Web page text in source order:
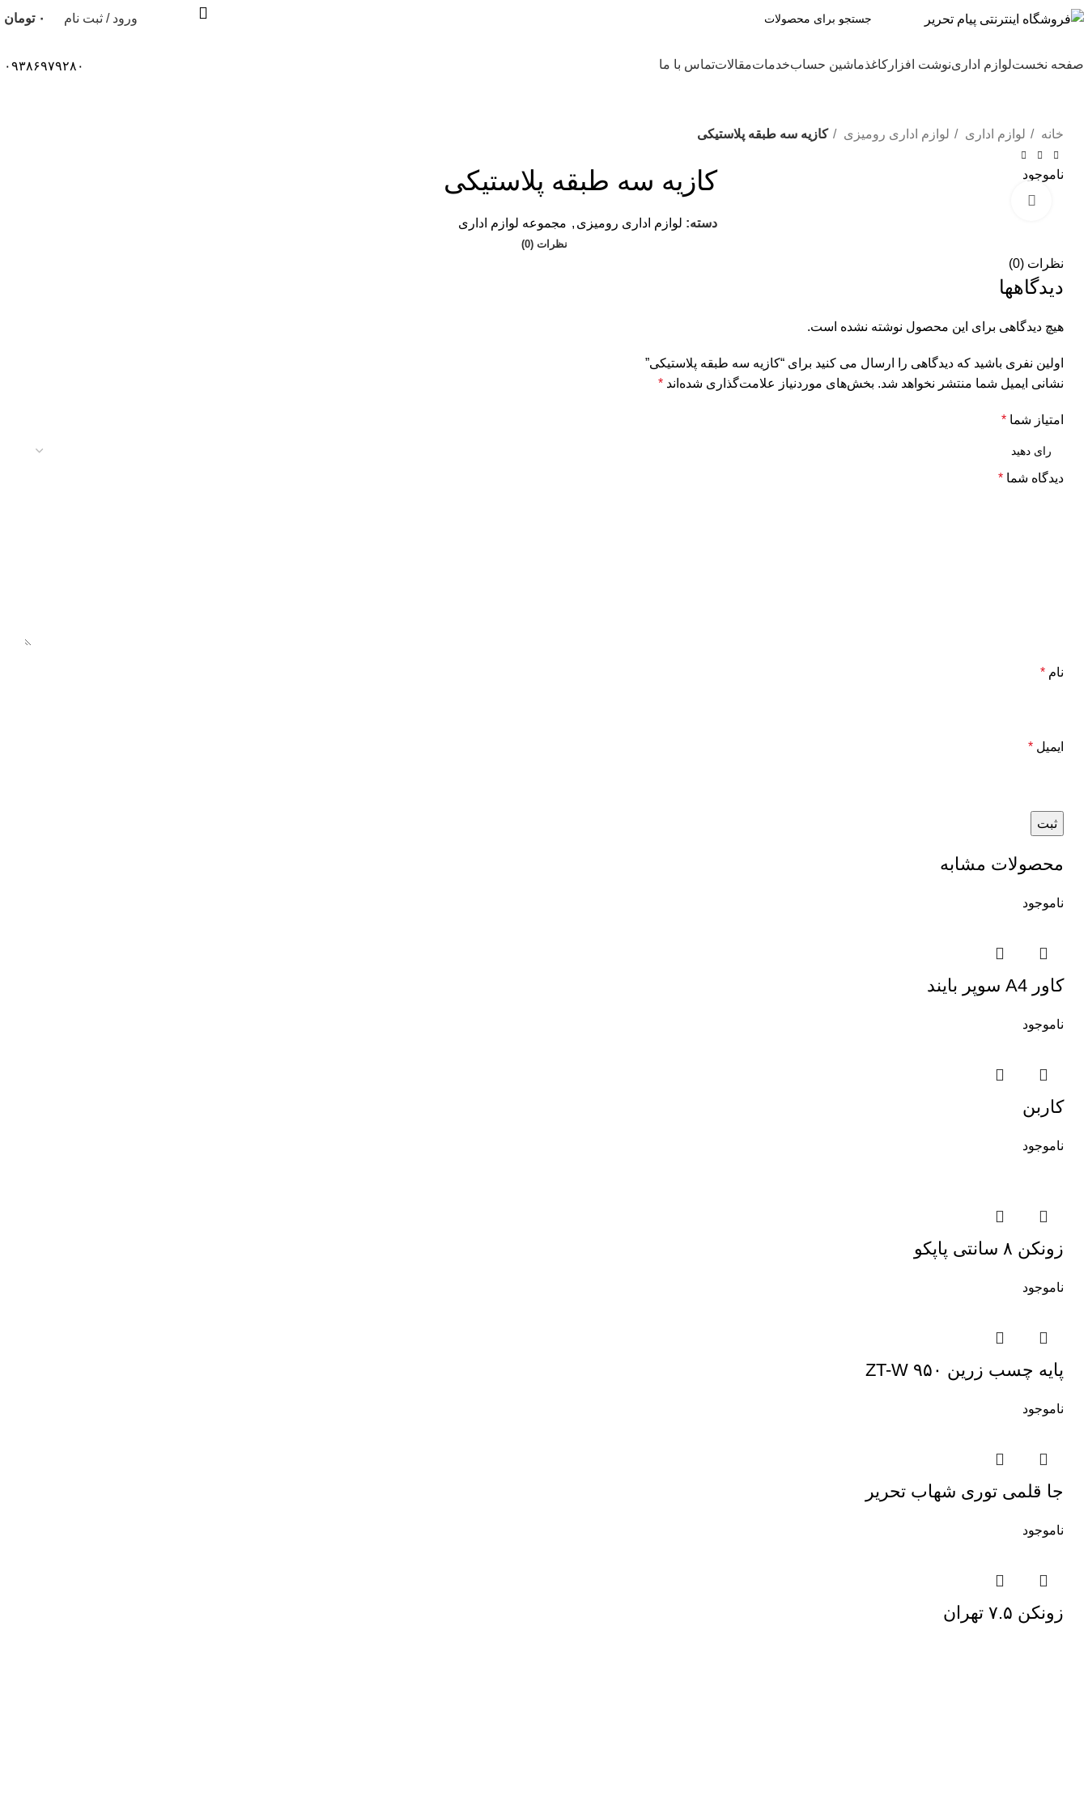
ورود / ثبت نام ۰ تومان
صفحه نخستلوازم ادارینوشت افزار کاغذماشین حسابخدماتمقالاتتماس با ما ۰۹۳۸۶۹۷۹۲۸۰
خانه لوازم اداری لوازم اداری رومیزی کازیه سه طبقه پلاستیکی
ناموجود کازیه سه طبقه پلاستیکی
دسته: لوازم اداری رومیزی , مجموعه لوازم اداری
نظرات (0)
نظرات (0)
دیدگاهها
هیچ دیدگاهی برای این محصول نوشته نشده است.
اولین نفری باشید که دیدگاهی را ارسال می کنید برای “کازیه سه طبقه پلاستیکی”
نشانی ایمیل شما منتشر نخواهد شد. بخش‌های موردنیاز علامت‌گذاری شده‌اند *
امتیاز شما *
دیدگاه شما *
نام *
ایمیل *
محصولات مشابه
ناموجود
کاور A4 سوپر بایند
ناموجود
کاربن
ناموجود
زونکن ۸ سانتی پاپکو
ناموجود
پایه چسب زرین ۹۵۰ ZT-W
ناموجود
جا قلمی توری شهاب تحریر
ناموجود
زونکن ۷.۵ تهران